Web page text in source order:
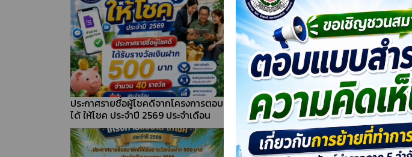
ข่าวประชาสัมพันธ์คณะกรรมการเงินกู้
ประจำวันที่ 1 กรกฎาคม 2569
ข่าวประชาสัมพันธ์คณะกรรมการ
สวัสดิการ ประจำวันที่ 18 มิถุนายน 2569
ข่าวกิจกรรม